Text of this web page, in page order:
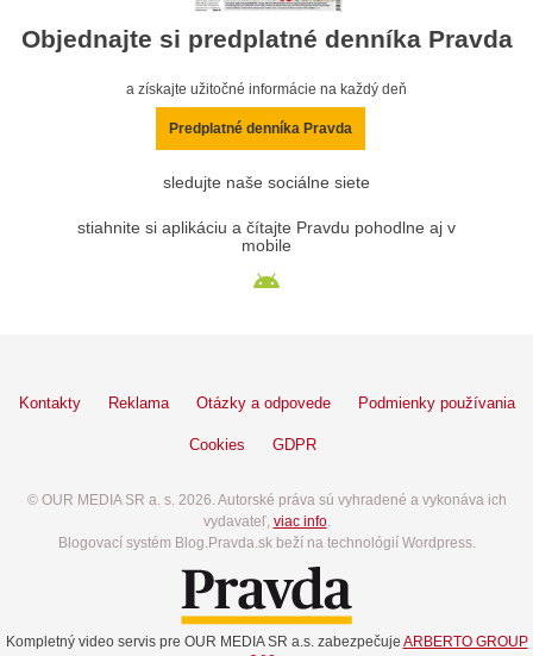
Objednajte si predplatné denníka Pravda
a získajte užitočné informácie na každý deň
Predplatné denníka Pravda
sledujte naše sociálne siete
stiahnite si aplikáciu a čítajte Pravdu pohodlne aj v
mobile
Kontakty Reklama Otázky a odpovede Podmienky používania
Cookies GDPR
© OUR MEDIA SR a. s. 2026. Autorské práva sú vyhradené a vykonáva ich
vydavateľ, viac info.
Blogovací systém Blog.Pravda.sk beží na technológií Wordpress.
Kompletný video servis pre OUR MEDIA SR a.s. zabezpečuje ARBERTO GROUP